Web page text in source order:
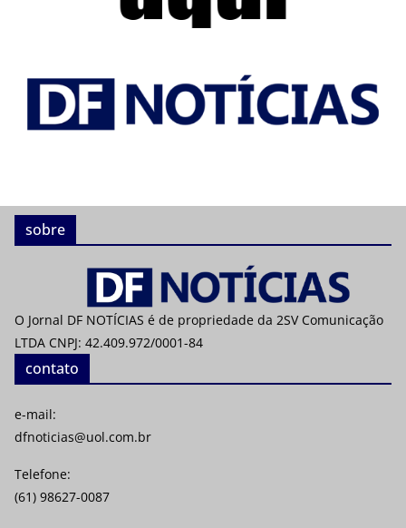
sobre
O Jornal DF NOTÍCIAS é de propriedade da 2SV Comunicação
LTDA CNPJ: 42.409.972/0001-84
contato
e-mail:
dfnoticias@uol.com.br
Telefone:
(61) 98627-0087